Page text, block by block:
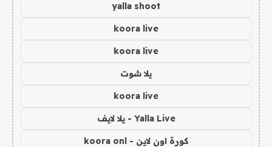
yalla shoot
koora live
koora live
يلا شوت
koora live
Yalla Live - يلا لايف
كورة اون لاين - koora onl